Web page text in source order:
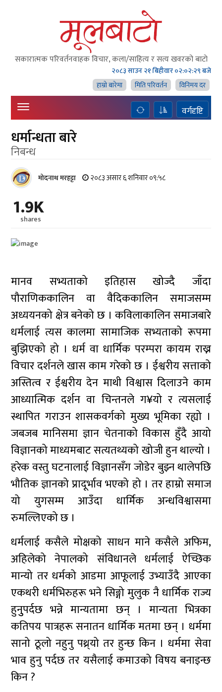
सकारात्मक परिवर्तनवाहक विचार, कला/साहित्य र सत्य खवरको बाटाे
२०८३ साउन २१ बिहीवार०२:०२:२९ बजे
हाम्राे बारेमा
मिति परिवर्तन विनिमय दर
वर्गदृष्टि
धर्मान्धता बारे
निबन्ध
मोदनाथ मरहट्टा २०८३ असार ६ शनिवार ०९:५८
1.9K
shares
मानव सभ्यताको इतिहास खोज्दै जाँदा
पौराणिककालिन वा वैदिककालिन समाजसम्म
अध्ययनको क्षेत्र बनेको छ । कविलाकालिन समाजबारे
धर्मलाई त्यस कालमा सामाजिक सभ्यताको रूपमा
बुझिएको हो । धर्म वा धार्मिक परम्परा कायम राख्न
विचार दर्शनले खास काम गरेको छ । ईश्वरीय सत्ताको
अस्तित्व र ईश्वरीय देन माथी विश्वास दिलाउने काम
आध्यात्मिक दर्शन वा चिन्तनले ग¥यो र त्यसलाई
स्थापित गराउन शासकवर्गको मुख्य भूमिका रह्यो ।
जबजब मानिसमा ज्ञान चेतनाको विकास हुँदै आयो
विज्ञानको माध्यमबाट सत्यतथ्यको खोजी हुन थाल्यो ।
हरेक वस्तु घटनालाई विज्ञानसँग जोडेर बुझ्न थालेपछि
भौतिक ज्ञानको प्रादूर्भाव भएको हो । तर हाम्रो समाज
यो युगसम्म आउँदा धार्मिक अन्धविश्वासमा
रुमल्लिएको छ ।
धर्मलाई कसैले मोक्षको साधन माने कसैले अफिम,
अहिलेको नेपालको संविधानले धर्मलाई ऐच्छिक
मान्यो तर धर्मको आडमा आफूलाई उभ्याउँदै आएका
एकथरी धर्मभिरुहरू भने सिङ्गो मुलुक नै धार्मिक राज्य
हुनुुपर्दछ भन्ने मान्यतामा छन् । मान्यता भित्रका
कतिपय पात्रहरू सनातन धार्मिक मतमा छन् । धर्ममा
सानो ठूलो नहुनु पथ्र्यो तर हुन्छ किन । धर्ममा सेवा
भाव हुनु पर्दछ तर यसैलाई कमाउको विषय बनाइन्छ
किन ?